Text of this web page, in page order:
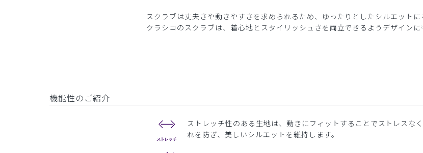
スクラブは丈夫さや動きやすさを求められるため、ゆったりとしたシルエットに
クラシコのスクラブは、着心地とスタイリッシュさを両立できるようデザインに
機能性のご紹介
ストレッチ性のある生地は、動きにフィットすることでストレスな
れを防ぎ、美しいシルエットを維持します。